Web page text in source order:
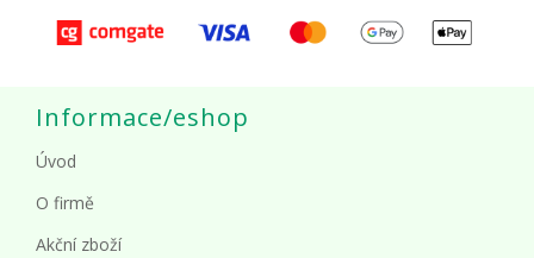
Informace/eshop
Úvod
O firmě
Akční zboží